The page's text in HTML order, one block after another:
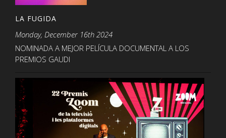
LA FUGIDA
Monday, December 16th 2024
NOMINADA A MEJOR PELÍCULA DOCUMENTAL A LOS
PREMIOS GAUDI